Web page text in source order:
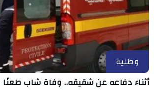
وطنية
أثناء دفاعه عن شقيقه.. وفاة شاب طعنًا